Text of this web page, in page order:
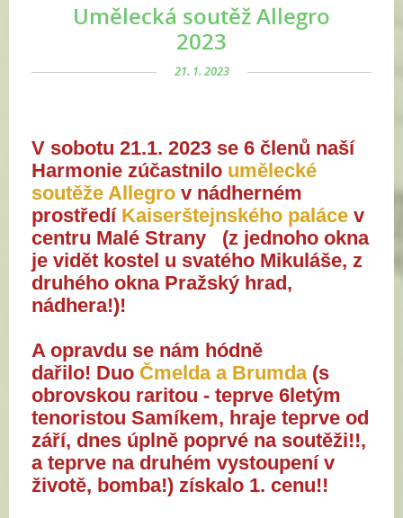
Umělecká soutěž Allegro
2023
21. 1. 2023
V sobotu 21.1. 2023 se 6 členů naší
Harmonie zúčastnilo umělecké
soutěže Allegro v nádherném
prostředí Kaiserštejnského paláce v
centru Malé Strany   (z jednoho okna
je vidět kostel u svatého Mikuláše, z
druhého okna Pražský hrad,
nádhera!)!
A opravdu se nám hódně
dařilo! Duo Čmelda a Brumda (s
obrovskou raritou - teprve 6letým
tenoristou Samíkem, hraje teprve od
září, dnes úplně poprvé na soutěži!!,
a teprve na druhém vystoupení v
životě, bomba!) získalo 1. cenu!!